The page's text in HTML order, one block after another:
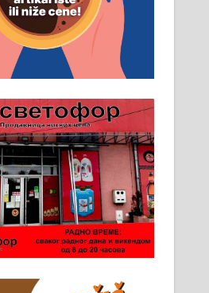
потребан возач са Б
064/02-85-511
радника за рад на
„Липа промет” у
За више
доћи лично на
у улици Максима
радног дана од
063/465-045
врсте димњака.